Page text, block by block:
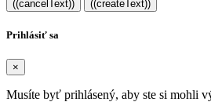
((cancelText)) ((createText))
Prihlásiť sa
×
Musíte byť prihlásený, aby ste si mohli